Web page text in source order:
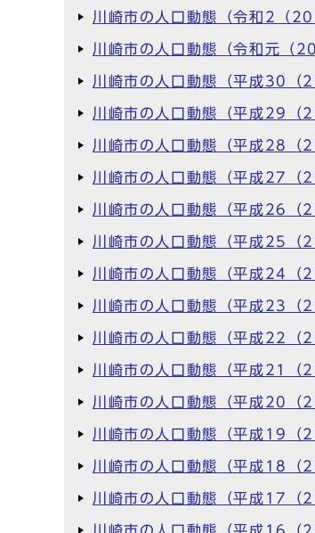
川崎市の人口動態（令和2（
川崎市の人口動態（令和元（
川崎市の人口動態（平成30（
川崎市の人口動態（平成29（
川崎市の人口動態（平成28（
川崎市の人口動態（平成27（
川崎市の人口動態（平成26（
川崎市の人口動態（平成25（
川崎市の人口動態（平成24（
川崎市の人口動態（平成23（
川崎市の人口動態（平成22（
川崎市の人口動態（平成21（
川崎市の人口動態（平成20（
川崎市の人口動態（平成19（
川崎市の人口動態（平成18（
川崎市の人口動態（平成17（